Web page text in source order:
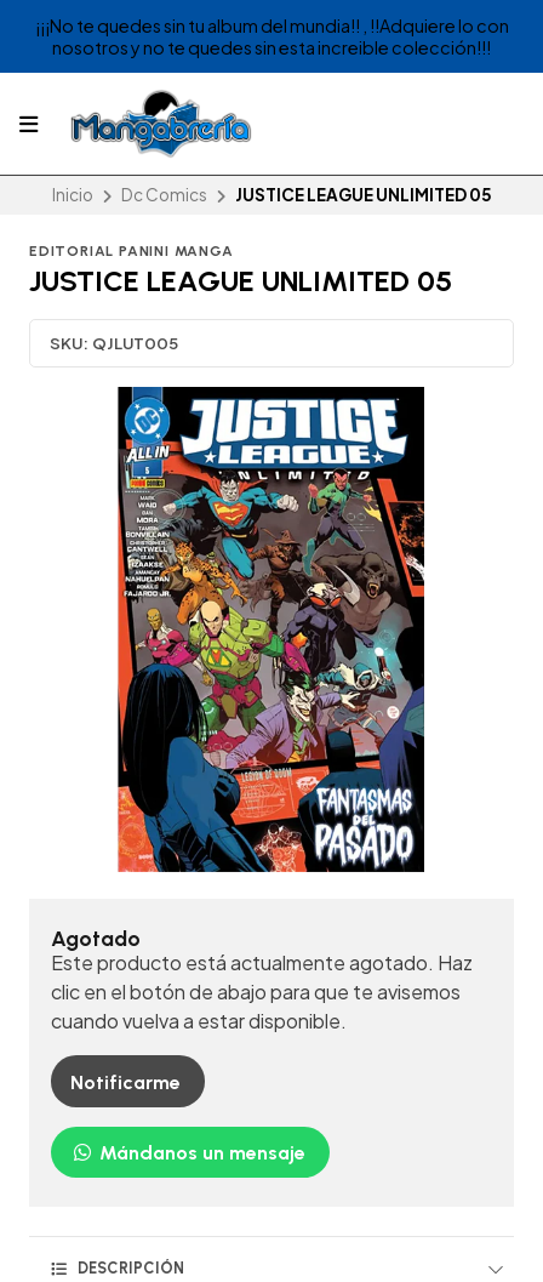
¡¡¡No te quedes sin tu album del mundia!! , !!Adquiere lo con
nosotros y no te quedes sin esta increible colección!!!
Inicio Dc Comics JUSTICE LEAGUE UNLIMITED 05
EDITORIAL PANINI MANGA
JUSTICE LEAGUE UNLIMITED 05
SKU: QJLUT005
Agotado
Este producto está actualmente agotado. Haz
clic en el botón de abajo para que te avisemos
cuando vuelva a estar disponible.
Notificarme
Mándanos un mensaje
DESCRIPCIÓN